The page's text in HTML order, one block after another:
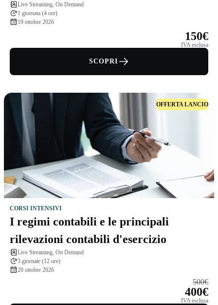
Live Streaming, On Demand
1 giornata (4 ore)
19 ottobre 2026
150€
IVA esclusa
SCOPRI
OFFERTA LANCIO
CORSI INTENSIVI
I regimi contabili e le principali
rilevazioni contabili d'esercizio
Live Streaming, On Demand
3 giornate (12 ore)
20 ottobre 2026
500€
400€
IVA esclusa